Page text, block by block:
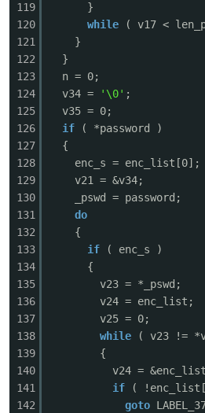
119
120
121
122
123
124
125
126
127
128
129
130
131
132
133
134
135
136
137
138
139
140
141
142
}
while
( v17
}
}
n = 0;
v34 =
'\0' ;
v35 = 0;
if
( *password )
{
enc_s = enc_list[0];
v21 = &v34;
_pswd = password;
do
{
if
( enc_s )
{
v23 = *_pswd;
v24 = enc_list;
v25 = 0;
while
( v23 !=
{
v24 =
if
(
goto